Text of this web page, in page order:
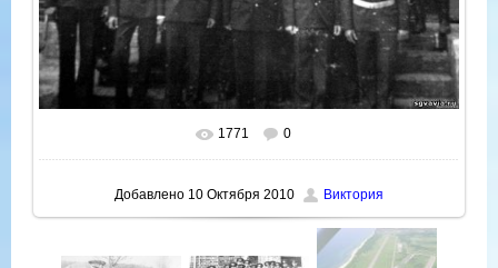
В реальном размере 700x466
1771 0
Добавлено 10 Октября 2010 Виктория